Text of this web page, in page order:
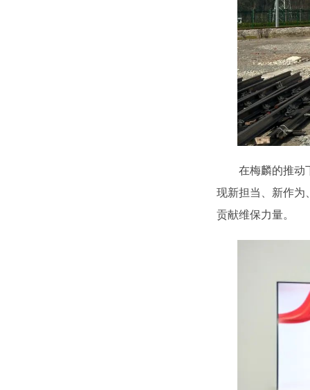
在梅麟的推动
现新担当、新作为
贡献维保力量。